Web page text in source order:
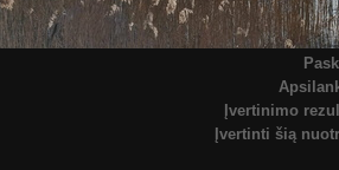
Įvertinimo
Įvertinti šią